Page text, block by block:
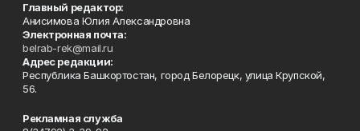
Главный редактор:
Анисимова Юлия Александровна
Электронная почта:
belrab-rek@mail.ru
Адрес редакции:
Республика Башкортостан, город Белорецк, улица Крупской,
56.
Рекламная служба